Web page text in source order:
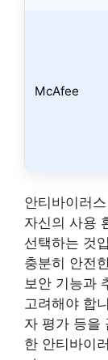
McAfee
안티바이러
자신의 사용
선택하는 것
충분히 안전
보안 기능과
고려해야 합
자 평가 등을
한 안티바이